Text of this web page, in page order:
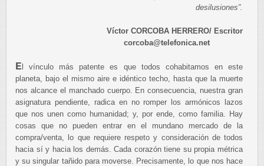
desilusiones”.
Víctor CORCOBA HERRERO/ Escritor
corcoba@telefonica.net
E l vínculo más patente es que todos cohabitamos en este
planeta, bajo el mismo aire e idéntico techo, hasta que la muerte
nos alcance el manchado cuerpo. En consecuencia, nuestra gran
asignatura pendiente, radica en no romper los armónicos lazos
que nos unen como humanidad; y, por ende, como familia. Hay
cosas que no pueden entrar en el mundano mercado de la
compra/venta, lo que requiere respeto y consideración de todos
hacia sí y hacia los demás. Cada corazón tiene su propia métrica
y su singular tañido para moverse. Precisamente, lo que nos hace